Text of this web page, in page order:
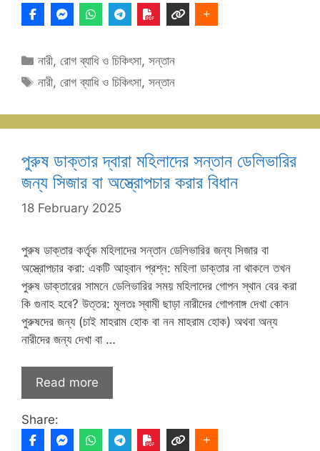
Categories
নারী,রোগ ব্যাধি ও চিকিৎসা,সন্তান
Tags
নারী,রোগ ব্যাধি ও চিকিৎসা,সন্তান
পুরুষ ডাক্তার দ্বারা মহিলাদের সন্তান ডেলিভারির
জন্য সিজার বা অস্ত্রোপচার করার বিধান
18 February 2025
পুরুষ ডাক্তার কর্তৃক মহিলাদের সন্তান ডেলিভারির জন্য সিজার বা
অস্ত্রোপচার করা: একটি আহ্বান প্রশ্ন: মহিলা ডাক্তার না থাকলে তখন
পুরুষ ডাক্তারের সামনে ডেলিভারির সময় মহিলাদের গোপন স্থান বের করা
কি গুনাহ হবে? উত্তর: মূলতঃ স্বামী ছাড়া নারীদের গোপনাঙ্গ দেখা কোন
পুরুষদের জন্য (চাই মাহরাম হোক বা নন মাহরাম হোক) অথবা অন্য
নারীদের জন্য দেখা বা …
Read more
Share: